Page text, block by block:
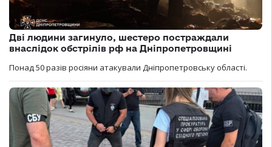
Дві людини загинуло, шестеро постраждали
внаслідок обстрілів рф на Дніпропетровщині
Понад 50 разів росіяни атакували Дніпропетровську області.